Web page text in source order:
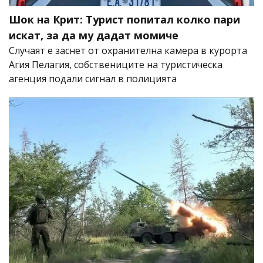
Шок на Крит: Турист попитал колко пари
искат, за да му дадат момиче
Случаят е заснет от охранителна камера в курорта
Агия Пелагия, собствениците на туристическа
агенция подали сигнал в полицията